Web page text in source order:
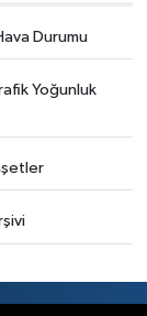
Durumu
Yoğunluk